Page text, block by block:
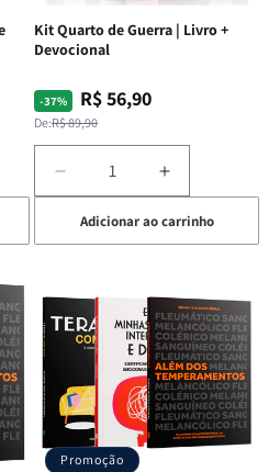
Kit Quarto de Guerra | Livro +
Devocional
-37%
Preço
normal
De:R$ 89,90
Preço
promocional
R$ 56,90
Diminuir
a
quantidade
de
Quarto
de
Guerra
Livro
+
Devocional
Aumentar
a
quantidade
de
Quarto
de
Guerra
|
Livro
+
Devocional
Adicionar ao carrinho
Promoção